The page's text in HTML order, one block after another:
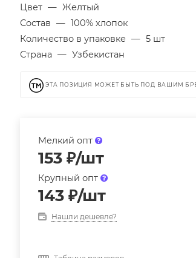
Цвет — Желтый
Состав — 100% хлопок
Количество в упаковке — 5 шт
Страна — Узбекистан
ЭТА ПОЗИЦИЯ МОЖЕТ БЫТЬ ПОД ВАШИМ
Мелкий опт
153 ₽/шт
Крупный опт
143 ₽/шт
Нашли дешевле?